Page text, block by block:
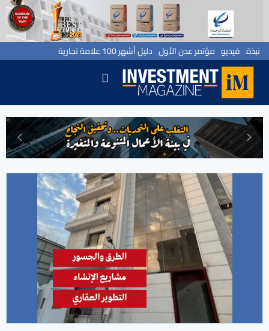
نبذة فيديو مؤتمر عدن الأول دليل أشهر 100 علامة تجارية